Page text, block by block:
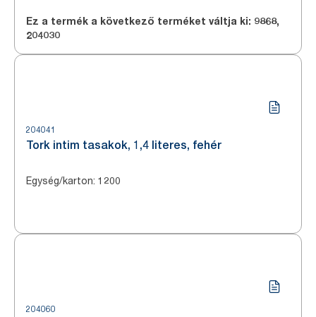
Ez a termék a következő terméket váltja ki: 9868,
204030
204041
Tork intim tasakok, 1,4 literes, fehér
Egység/karton: 1200
204060